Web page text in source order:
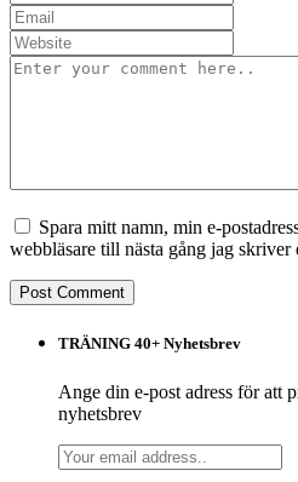
Spara mitt namn, min e-
webbläsare till nästa gång jag skriver
TRÄNING 40+ Nyhetsbrev
Ange din e-post adress för att
nyhetsbrev